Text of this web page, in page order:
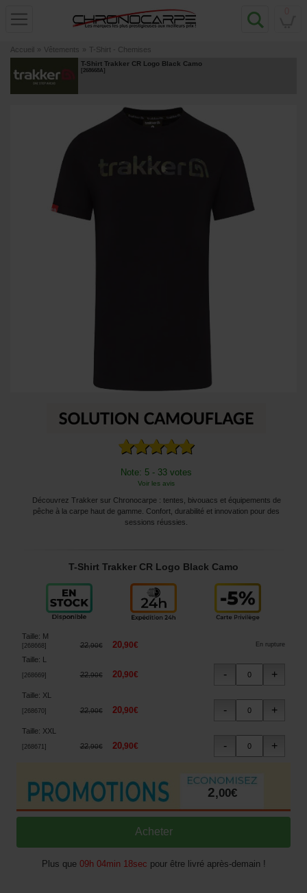
Accueil » Vêtements » T-Shirt - Chemises
T-Shirt Trakker CR Logo Black Camo
[268668A]
Note: 5 - 33 votes
Voir les avis
Découvrez Trakker sur Chronocarpe : tentes, bivouacs et équipements de
pêche à la carpe haut de gamme. Confort, durabilité et innovation pour des
sessions réussies.
T-Shirt Trakker CR Logo Black Camo
Taille: M
268668 ] 22,90€ 20,90€ En rupture
Taille:
268669] 22,90€ 20,90€
Taille: XL
268670] 22,90€ 20,90€
Taille: XXL
268671 ] 22,90€ 20,90€
2,00€
Plus que 09h 04min 17sec pour être livré après-demain !